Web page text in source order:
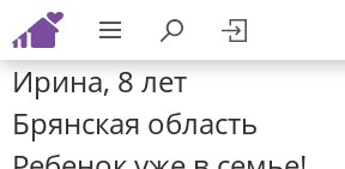
Ирина, 8 лет
Брянская область